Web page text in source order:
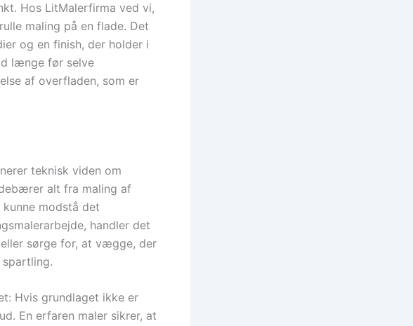
Hos LitMalerfirma ved vi,
maling på en flade. Det
og en finish, der holder i
længe før selve
af overfladen, som er
teknisk viden om
alt fra maling af
modstå det
handler det
sørge for, at vægge, der
Hvis grundlaget ikke er
En erfaren maler sikrer, at